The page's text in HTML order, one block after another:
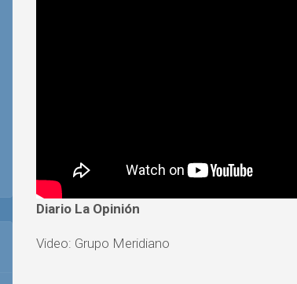
Diario La Opinión
Video: Grupo Meridiano